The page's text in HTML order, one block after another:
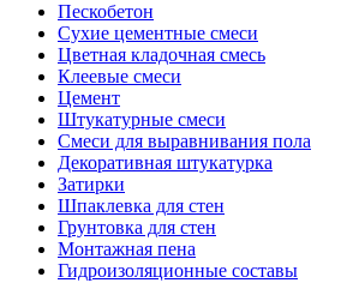
Пескобетон
Сухие цементные смеси
Цветная кладочная смесь
Клеевые смеси
Цемент
Штукатурные смеси
Смеси для выравнивания пола
Декоративная штукатурка
Затирки
Шпаклевка для стен
Грунтовка для стен
Монтажная пена
Гидроизоляционные составы